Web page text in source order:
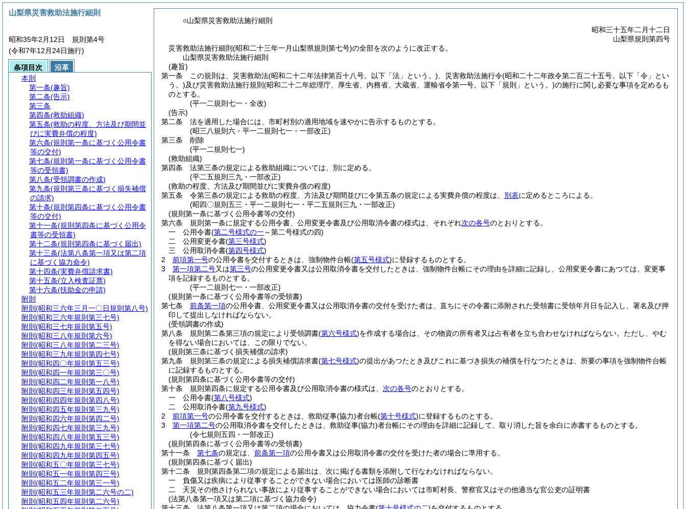
○山梨県災害救助法施行細則
昭和三十五年二月十二日
山梨県規則第四号
災害救助法施行細則(昭和二十三年一月山梨県規則第七号)の全部を次のように改正する。
山梨県災害救助法施行細則
(趣旨)
第一条
この規則は、災害救助法(昭和二十二年法律第百十八号。以下「法」という。) 、災害救助法施行令(昭和二十二年政令第二百二十五号。以下「令」とい
う。)及び災害救助法施行規則 (昭和二十二年総理庁、厚生省、内務省、大蔵省、運輸省令第一号。以下「規則」という。)の施行に関し必要な事項を定めるも
のとする。
(平一二規則七一・全改)
(告示)
第二条
法を適用した場合には、市町村別の適用地域を速やかに告示するものとする。
(昭三八規則六・平一二規則七一・一部改正)
第三条
削除
(平一二規則七一)
(救助組織)
第四条
法第三条の規定による救助組織については、別に定める。
(平二五規則三九・一部改正)
(救助の程度、方法及び期間並びに実費弁償の程度)
第五条
令第三条の規定による救助の程度、方法及び期間並びに令第五条の規定による実費弁償の程度は、 別表に定めるところによる。
(昭四〇規則五三・平一二規則七一・平二五規則三九・一部改正)
(規則第一条に基づく公用令書等の交付)
第六条
規則第一条に規定する公用令書、公用変更令書及び公用取消令書の様式は、それぞれ次の各号のとおりとする。
一
公用令書(第二号様式の一～第二号様式の四)
二
公用変更令書(第三号様式)
三
公用取消令書(第四号様式)
2
前項第一号の公用令書を交付するときは、強制物件台帳(第五号様式)に登録するものとする。
3
第一項第二号又は第三号の公用変更令書又は公用取消令書を交付したときは、強制物件台帳にその理由を詳細に記録し、公用変更令書にあつては、変更事
項を記録するものとする。
(平一二規則七一・一部改正)
(規則第一条に基づく公用令書等の受領書)
第七条
前条第一項の公用令書、公用変更令書又は公用取消令書の交付を受けた者は、直ちにその令書に添附された受領書に受領年月日を記入し、署名及び押
印して提出しなければならない。
(受領調書の作成)
第八条
規則第二条第三項の規定により受領調書(第六号様式)を作成する場合は、その物資の所有者又は占有者を立ち合わせなければならない。 ただし、やむ
を得ない場合においては、この限りでない。
(規則第三条に基づく損失補償の請求)
第九条
規則第三条の規定による損失補償請求書(第七号様式)の提出があつたとき及びこれに基づき損失の補償を行なつたときは、所要の事項を強制物件台帳
に記録するものとする。
(規則第四条に基づく公用令書等の交付)
第十条
規則第四条に規定する公用令書及び公用取消令書の様式は、 次の各号のとおりとする。
一
公用令書(第八号様式)
二
公用取消令書(第九号様式)
2
前項第一号の公用令書を交付するときは、救助従事(協力)者台帳(第十号様式)に登録するものとする。
3
第一項第二号の公用取消令書を交付したときは、救助従事(協力)者台帳にその理由を詳細に記録して、取り消した旨を余白に赤書するものとする。
(令七規則五四・一部改正)
(規則第四条に基づく公用令書等の受領書)
第十一条
第七条の規定は、 前条第一項の公用令書又は公用取消令書の交付を受けた者の場合に準用する。
(規則第四条に基づく届出)
第十二条
規則第四条第二項の規定による届出は、次に掲げる書類を添附して行なわなければならない。
一
負傷又は疾病により従事することができない場合においては医師の診断書
二
天災その他さけられない事故により従事することができない場合においては市町村長、警察官又はその他適当な官公吏の証明書
(法第八条第一項又は第二項に基づく協力命令)
山梨県災害救助法施行細則
昭和35年2月12日 規則第4号
(令和7年12月24日施行)
条項目次
沿革
本則
第一条(趣旨)
第二条(告示)
第三条
第四条(救助組織)
第五条(救助の程度、方法及び期間並
びに実費弁償の程度)
第六条(規則第一条に基づく公用令書
等の交付)
第七条(規則第一条に基づく公用令書
等の受領書)
第八条(受領調書の作成)
第九条(規則第三条に基づく損失補償
の請求)
第十条(規則第四条に基づく公用令書
等の交付)
第十一条(規則第四条に基づく公用令
書等の受領書)
第十二条(規則第四条に基づく届出)
第十三条(法第八条第一項又は第二項
に基づく協力命令)
第十四条(実費弁償請求書)
第十五条(立入検査証票)
第十六条(扶助金の申請)
附則
附則 (昭和三六年三月一〇日規則第八号)
附則 (昭和三六年規則第三七号)
附則 (昭和三七年規則第五号)
附則 (昭和三八年規則第六号)
附則 (昭和三八年規則第二三号)
附則 (昭和三九年規則第四七号)
附則 (昭和四〇年規則第五三号)
附則 (昭和四一年規則第三〇号)
附則 (昭和四二年規則第一八号)
附則 (昭和四三年規則第五四号)
附則 (昭和四四年規則第四八号)
附則 (昭和四五年規則第三九号)
附則 (昭和四六年規則第四二号)
附則 (昭和四七年規則第三九号)
附則 (昭和四八年規則第五三号)
附則 (昭和四九年規則第三七号)
附則 (昭和四九年規則第四五号)
附則 (昭和五〇年規則第三七号)
附則 (昭和五一年規則第四三号)
附則 (昭和五二年規則第三一号)
附則 (昭和五三年規則第二六号の二)
附則 (昭和五四年規則第二六号)